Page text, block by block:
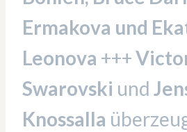
Ermakova und
Leonova +++
Swarovski und
Knossalla